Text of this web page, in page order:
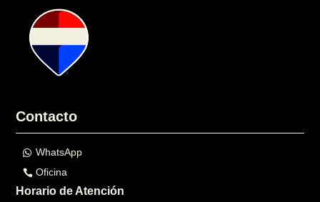
Contacto
WhatsApp
Oficina
Horario de Atención